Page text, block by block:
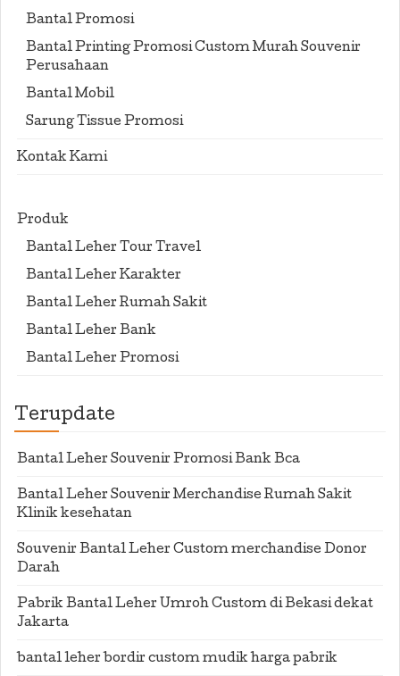
Bantal Promosi
Bantal Printing Promosi Custom Murah Souvenir
Perusahaan
Bantal Mobil
Sarung Tissue Promosi
Kontak Kami
Produk
Bantal Leher Tour Travel
Bantal Leher Karakter
Bantal Leher Rumah Sakit
Bantal Leher Bank
Bantal Leher Promosi
Terupdate
Bantal Leher Souvenir Promosi Bank Bca
Bantal Leher Souvenir Merchandise Rumah Sakit
Klinik kesehatan
Souvenir Bantal Leher Custom merchandise Donor
Darah
Pabrik Bantal Leher Umroh Custom di Bekasi dekat
Jakarta
bantal leher bordir custom mudik harga pabrik